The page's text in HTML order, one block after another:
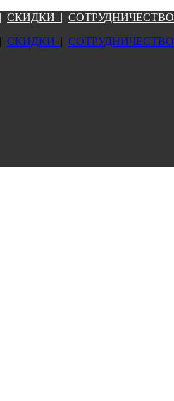
| СКИДКИ | СОТРУДНИЧЕСТВО
| СКИДКИ | СОТРУДНИЧЕСТВО